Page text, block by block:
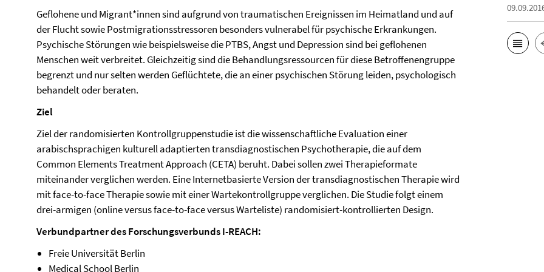
Geflohene und Migrant*innen sind aufgrund von traumatischen Ereignissen im Heimatland und auf
der Flucht sowie Postmigrationsstressoren besonders vulnerabel für psychische Erkrankungen.
Psychische Störungen wie beispielsweise die PTBS, Angst und Depression sind bei geflohenen
Menschen weit verbreitet. Gleichzeitig sind die Behandlungsressourcen für diese Betroffenengruppe
begrenzt und nur selten werden Geflüchtete, die an einer psychischen Störung leiden, psychologisch
behandelt oder beraten.
Ziel
Ziel der randomisierten Kontrollgruppenstudie ist die wissenschaftliche Evaluation einer
arabischsprachigen kulturell adaptierten transdiagnostischen Psychotherapie, die auf dem
Common Elements Treatment Approach (CETA) beruht. Dabei sollen zwei Therapieformate
miteinander verglichen werden. Eine Internetbasierte Version der transdiagnostischen Therapie wird
mit face-to-face Therapie sowie mit einer Wartekontrollgruppe verglichen. Die Studie folgt einem
drei-armigen (online versus face-to-face versus Warteliste) randomisiert-kontrollierten Design.
Verbundpartner des Forschungsverbunds I-REACH:
Freie Universität Berlin
Medical School Berlin